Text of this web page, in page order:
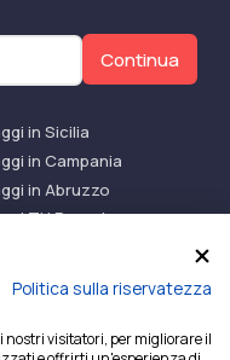
Continua
in Sicilia
in Campania
in Abruzzo
TH Resort
Politica sulla riservatezza
nostri visitatori, per migliorare il